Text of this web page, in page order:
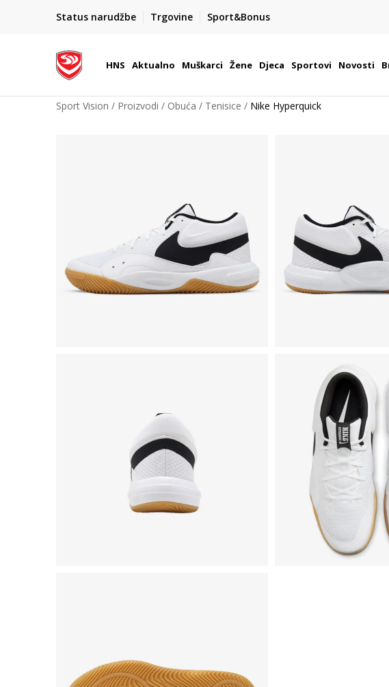
Status narudžbe Trgovine Sport&Bonus
BOX NOW
Dostava 1,50 €
| Više od 800 paketomata u Hrvatskoj
HNS Aktualno Muškarci Žene Djeca Sportovi Novosti
Sport Vision Proizvodi Obuća Tenisice Nike Hyperquick